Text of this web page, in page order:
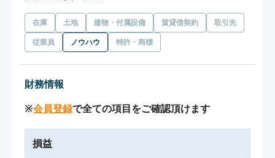
在庫 土地 建物・付属設備 賃貸借契約 取引先
従業員 ノウハウ 特許・商標
財務情報
※会員登録で全ての項目をご確認頂けます
損益